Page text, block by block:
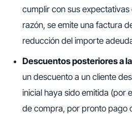
cumplir con sus
razón, se emite una factura
reducción del importe
Descuentos posteriores a
un descuento a un cliente
inicial haya sido emitida (por
de compra, por pronto pago